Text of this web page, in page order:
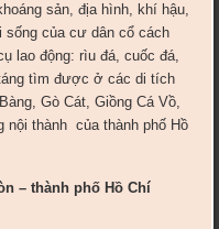
sản, địa hình, khí hậu,
sống của cư dân cổ cách
lao động: rìu đá, cuốc đá,
tìm được ở các di tích
Gò Cát, Giồng Cá Vồ,
nội thành của thành phố Hồ
– thành phố Hồ Chí